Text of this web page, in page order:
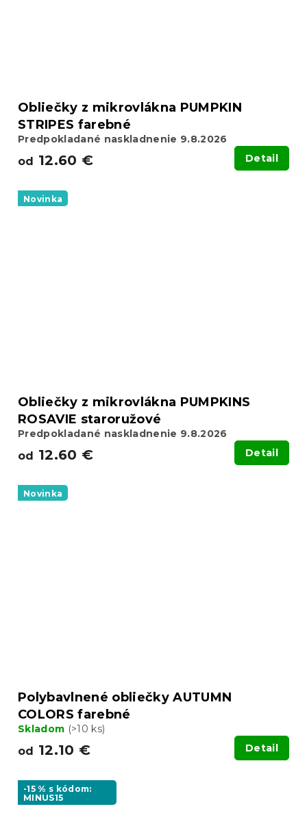
Obliečky z mikrovlákna PUMPKIN
STRIPES farebné
Predpokladané naskladnenie 9.8.2026
od 12.60 € Detail
Novinka
Obliečky z mikrovlákna PUMPKINS
ROSAVIE staroružové
Predpokladané naskladnenie 9.8.2026
od 12.60 € Detail
Novinka
Polybavlnené obliečky AUTUMN
COLORS farebné
Skladom (>10 ks)
od 12.10 € Detail
-15 % s kódom:
MINUS15